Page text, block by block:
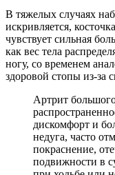
В тяжелых случаях
искривляется,
чувствует сильная
как вес тела
ногу, со временем
здоровой стопы из-за
Артрит
дискомфорт и
недуга, часто
покраснение,
подвижности в